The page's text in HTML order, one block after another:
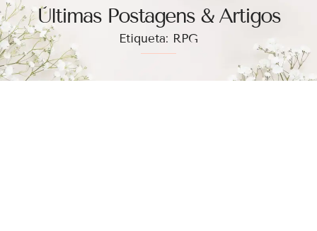
Ùltimas Postagens & Artigos
Etiqueta: RPG